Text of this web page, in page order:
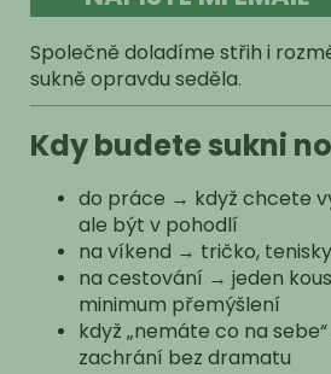
Společně doladíme střih i
sukně opravdu seděla.
Kdy budete sukni
do práce → když chcete
ale být v pohodlí
na víkend → tričko,
na cestování → jeden
minimum přemýšlení
když „nemáte co na
zachrání bez dramatu